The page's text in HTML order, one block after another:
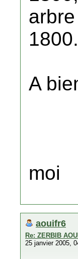
1800.
A
moi
aouifr6
Re: ZERBIB
25 janvier 2005,